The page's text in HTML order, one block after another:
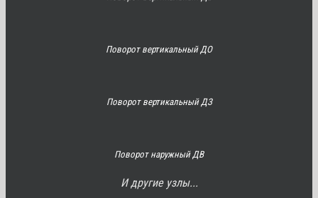
Поворот вертикальный ДО
Поворот вертикальный ДЗ
Поворот наружный ДВ
И другие узлы...